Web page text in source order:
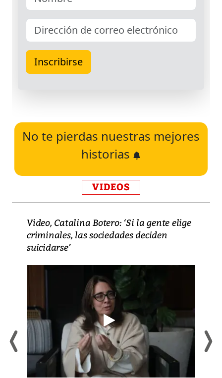
No te pierdas nuestras mejores
historias
VIDEOS
Video, Catalina Botero: ‘Si la gente elige
criminales, las sociedades deciden
suicidarse’